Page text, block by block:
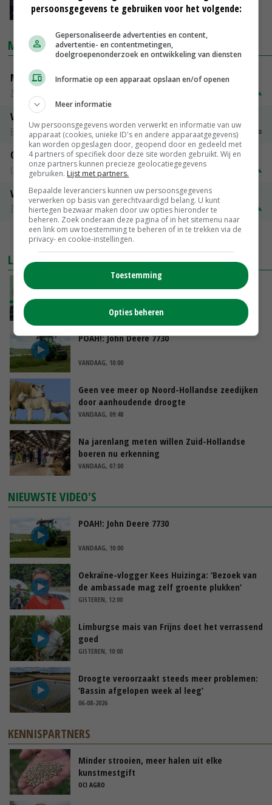
24-03-2016
MARKTPRIJZEN
Magere melkpoeder
Zuivel NL
Vleeskuikens 2001-2600 gr
Barneveld
€ 1,09~ € 1,11
Gerst
Groningen
€ 197,00
Volle melkpoeder
Zuivel NL
€ 345,00
MEER MARKTPRIJZEN
LAATSTE NIEUWS
‘De droogte begint ver voor de grens bij
Lobith’
VANDAAG, 11:00
POAH!: John Deere 7730
VANDAAG, 10:00
Geen vee meer op Noord-Hollandse zeedijken
door aanhoudende droogte
VANDAAG, 09:48
Na jarenlang meten willen Zuid-Hollandse
boeren nu erkenning
VANDAAG, 07:00
NIEUWSTE VIDEO'S
POAH!: John Deere 7730
VANDAAG, 10:00
Oekraïne-vlogger Kees Huizinga: ‘Bezoek van
de ambassade mag zelf groente plukken’
GISTEREN, 12:00
Limburgse mais van Frijns doet het verrassend
goed
GISTEREN, 10:00
Droogte veroorzaakt steeds meer problemen:
‘Bassin afgelopen week al leeg’
06-08-2026
KENNISPARTNERS
Minder strooien, meer halen uit elke
kunstmestgift
OCI AGRO
persoonsgegevens te gebruiken voor het volgende:
Gepersonaliseerde advertenties en content,
advertentie- en contentmetingen,
doelgroepenonderzoek en ontwikkeling van diensten
Informatie op een apparaat opslaan en/of openen
Meer informatie
Uw persoonsgegevens worden verwerkt en informatie van uw
apparaat (cookies, unieke ID's en andere apparaatgegevens)
kan worden opgeslagen door, geopend door en gedeeld met
4 partners of specifiek door deze site worden gebruikt. Wij en
onze partners kunnen precieze geolocatiegegevens
gebruiken. Lijst met partners.
Bepaalde leveranciers kunnen uw persoonsgegevens
verwerken op basis van gerechtvaardigd belang. U kunt
hiertegen bezwaar maken door uw opties hieronder te
beheren. Zoek onderaan deze pagina of in het sitemenu naar
een link om uw toestemming te beheren of in te trekken via de
privacy- en cookie-instellingen.
Toestemming
Opties beheren